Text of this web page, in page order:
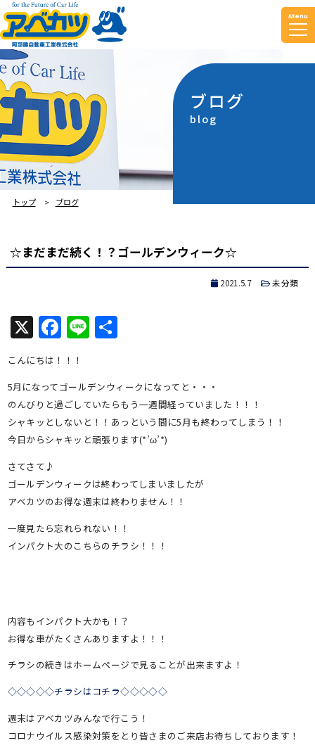
Menu
ブログ
blog
トップ ブログ
☆まだまだ続く！？ゴールデンウィーク☆
2021.5.7 未分類
X Facebook
Line共
こんにちは！！！
5月になってゴールデンウィークになってと・・・
のんびりと過ごしていたらもう一週間経っていました！！！
シャキッとしないと！！あっという間に5月も終わってしまう！！
今日からシャキッと頑張ります(*’ω’*)
さてさて♪
ゴールデンウィークは終わってしまいましたが
アベカツのお得な週末は終わりません！！
一度見たら忘れられない！！
インパクト大のこちらのチラシ！！！
内容もインパクト大かも！？
お得な車がたくさんありますよ！！！
チラシの続きはホームページで見ることが出来ますよ！
◇◇◇◇◇チラシはコチラ◇◇◇◇◇
週末はアベカツみんなで行こう！
コロナウイルス感染対策をとり皆さまのご来店お待ちしております！